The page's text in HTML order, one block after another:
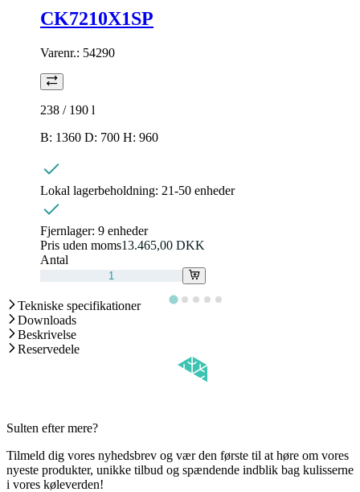
CK7210X1SP
Varenr.: 54290
238 / 190 l
B: 1360 D: 700 H: 960
Lokal lagerbeholdning: 21-50 enheder
Fjernlager: 9 enheder
Pris uden moms13.465,00 DKK
Antal
Tekniske specifikationer
Downloads
Beskrivelse
Reservedele
Sulten efter mere?
Tilmeld dig vores nyhedsbrev og vær den første til at høre om vores
nyeste produkter, unikke tilbud og spændende indblik bag kulisserne
i vores køleverden!